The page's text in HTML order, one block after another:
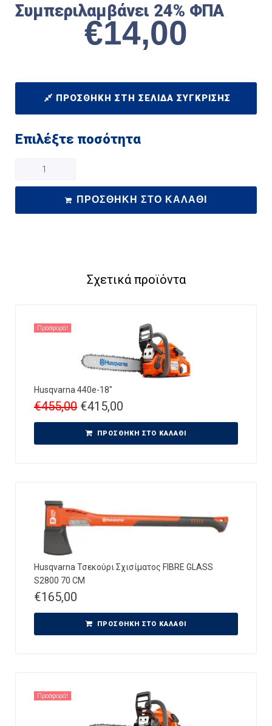
Συμπεριλαμβάνει 24% ΦΠΑ
€14,00
ΠΡΟΣΘΉΚΗ ΣΤΗ ΣΕΛΊΔΑ ΣΎΓΚΡΙΣΗΣ
Επιλέξτε ποσότητα
ΠΡΟΣΘΉΚΗ ΣΤΟ ΚΑΛΆΘΙ
Σχετικά προϊόντα
Προσφορά!
Husqvarna 440e-18″
€455,00 €415,00
ΠΡΟΣΘΉΚΗ ΣΤΟ ΚΑΛΆΘΙ
Husqvarna Τσεκούρι Σχισίματος FIBRE GLASS
S2800 70 CM
€165,00
ΠΡΟΣΘΉΚΗ ΣΤΟ ΚΑΛΆΘΙ
Προσφορά!